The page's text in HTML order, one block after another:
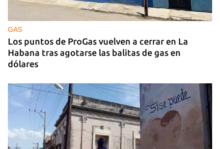
Pese al subregistro de los datos oficiales, Cuba
tiene una alta incidencia de feminicidios
GAS
Los puntos de ProGas vuelven a cerrar en La
Habana tras agotarse las balitas de gas en
dólares